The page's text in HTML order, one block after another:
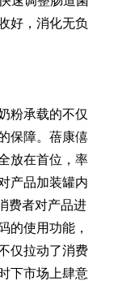
好，消化无负
粉承载的不仅
保障。蓓康僖
放在首位，率
产品加装罐内
费者对产品进
的使用功能，
仅拉动了消费
下市场上肆意